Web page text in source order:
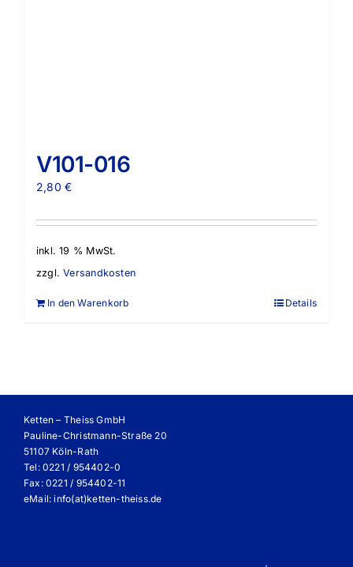
V101-016
2,80€
inkl. 19 % MwSt.
zzgl.Versandkosten
In den Warenkorb Details
Ketten – Theiss GmbH
Pauline-Christmann-Straße 20
51107 Köln-Rath
Tel: 0221 / 954402-0
Fax: 0221 / 954402-11
eMail:info(at)ketten-theiss.de